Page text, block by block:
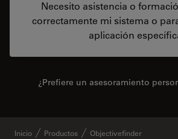
Necesito asistencia o
correctamente mi sistema o
aplicación
¿Prefiere un asesoramiento
Inicio Productos Objectivefinder